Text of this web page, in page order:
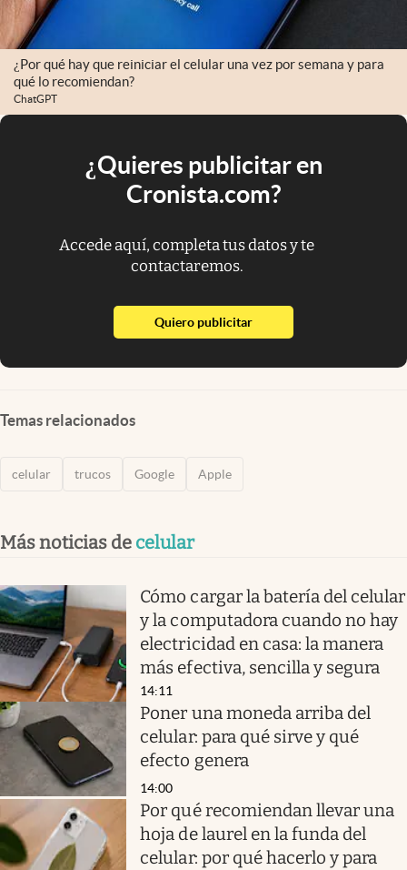
¿Por qué hay que reiniciar el celular una vez por semana y para
qué lo recomiendan?
ChatGPT
¿Quieres publicitar en
Cronista.com?
Accede aquí, completa tus datos y te
contactaremos.
Quiero publicitarabre en nueva pestaña
Temas relacionados
celular trucos Google Apple
Más noticias de celular
Cómo cargar la batería del celular
y la computadora cuando no hay
electricidad en casa: la manera
más efectiva, sencilla y segura
14:11
Poner una moneda arriba del
celular: para qué sirve y qué
efecto genera
14:00
Por qué recomiendan llevar una
hoja de laurel en la funda del
celular: por qué hacerlo y para